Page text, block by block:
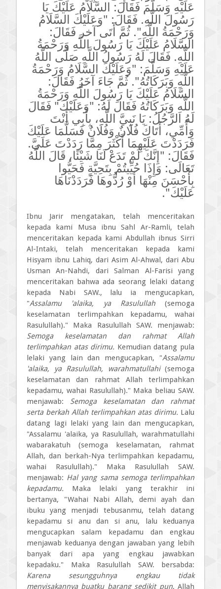
عَلَيْهِ وَسَلَّمَ فَقَالَ: السَّلَامُ عَلَيْكَ يَا
رَسُولَ اللَّهِ. فَقَالَ: "وَعَلَيْكَ السَّلَامُ
وَرَحْمَةُ اللَّهِ". ثُمَّ أَتَى آخر فَقَالَ:
السَّلَامُ عَلَيْكَ يَا رَسُولَ اللَّهِ وَرَحْمَةُ
اللَّهِ. فَقَالَ لَهُ رَسُولُ اللَّهِ صَلَّى اللَّهُ
عَلَيْهِ وَسَلَّمَ: "وَعَلَيْكَ السَّلَامُ وَرَحْمَةُ
اللَّهِ وَبَرَكَاتُهُ". ثُمَّ جَاءَ آخَرُ فَقَالَ:
السَّلَامُ عَلَيْكَ يَا رَسُولَ اللَّهِ وَرَحْمَةُ
اللَّهِ وَبَرَكَاتُهُ فَقَالَ لَهُ: "وَعَلَيْكَ" فَقَالَ
لَهُ الرَّجُلُ: يَا نَبِيَّ اللَّهِ، بِأَبِي أَنْتَ
وَأُمِّي، أَتَاكَ فُلَانٌ وَفُلَانٌ فَسَلَّمَا عَلَيْكَ
فَرَدَدْتَ عَلَيْهِمَا أَكْثَرَ مِمَّا رَدَدْتَ عَلَيَّ.
فَقَالَ: "إِنَّكَ لَمْ تَدَعْ لَنَا شَيْئًا، قَالَ اللَّهُ
تَعَالَى: وَإِذَا حُيِّيتُمْ بِتَحِيَّةٍ فَحَيُّوا
بِأَحْسَنَ مِنْهَا أَوْ رُدُّوهَا فَرَدَدْنَاهَا
عَلَيْكَ".
Ibnu Jarir mengatakan, telah menceritakan
kepada kami Musa ibnu Sahl Ar-Ramli, telah
menceritakan kepada kami Abdullah ibnus Sirri
Al-Intaki, telah menceritakan kepada kami
Hisyam ibnu Lahiq, dari Asim Al-Ahwal, dari Abu
Usman An-Nahdi, dari Salman Al-Farisi yang
menceritakan bahwa ada seorang lelaki datang
kepada Nabi SAW., lalu ia mengucapkan,
"Assalamu 'alaika, ya Rasulullah(semoga
keselamatan terlimpahkan kepadamu, wahai
Rasulullah)." Maka Rasulullah SAW. menjawab:
Semoga keselamatan dan rahmat Allah
terlimpahkan atas dirimu. Kemudian datang pula
lelaki yang lain dan mengucapkan, "Assalamu
'alaika, ya Rasulullah, warahmatullahi(semoga
keselamatan dan rahmat Allah terlimpahkan
kepadamu, wahai Rasulullah)." Maka beliau SAW.
menjawab: Semoga keselamatan dan rahmat
serta berkah Allah terlimpahkan atas dirimu. Lalu
datang lagi lelaki yang lain dan mengucapkan,
"Assalamu 'alaika, ya Rasulullah, warahmatullahi
wabarakatuh (semoga keselamatan, rahmat
Allah, dan berkah-Nya terlimpahkan kepadamu,
wahai Rasulullah)." Maka Rasulullah SAW.
menjawab: Hal yang sama semoga terlimpahkan
kepadamu. Maka lelaki yang terakhir ini
bertanya, "Wahai Nabi Allah, demi ayah dan
ibuku yang menjadi tebusanmu, telah datang
kepadamu si anu dan si anu, lalu keduanya
mengucapkan salam kepadamu dan engkau
menjawab keduanya dengan jawaban yang lebih
banyak dari apa yang engkau jawabkan
kepadaku." Maka Rasulullah SAW. bersabda:
Karena sesungguhnya engkau tidak
menyisakannya buatku barang sedikit pun, Allah